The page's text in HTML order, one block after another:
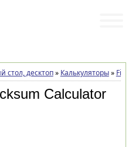
стол, десктоп» Калькуляторы» File
Calculator